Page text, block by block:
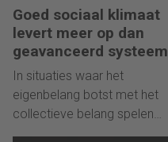
houdt de credit manager
zich langzaam maar zeker
steeds meer met decash
flowbezig. Zo merkt ook
Ben Walet, credit manager
bij Getronics.
Goed sociaal klimaat
levert meer op dan
geavanceerd systeem
In situaties waar het
eigenbelang botst met het
collectieve belang spelen